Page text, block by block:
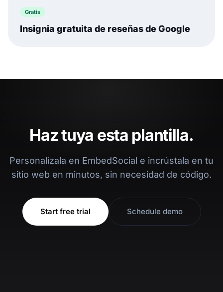
Gratis
Insignia gratuita de reseñas de Google
Haz tuya esta plantilla.
Personalízala en EmbedSocial e incrústala en tu
sitio web en minutos, sin necesidad de código.
Start free trial Schedule demo